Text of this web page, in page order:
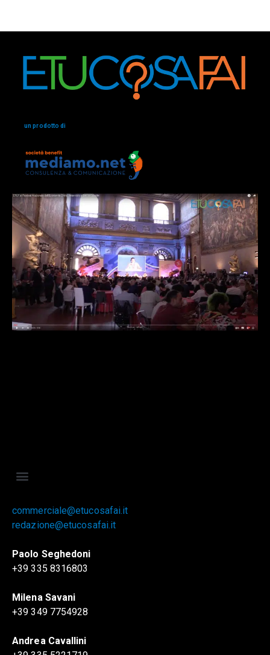
un prodotto di
commerciale@etucosafai.it
redazione@etucosafai.it
Paolo Seghedoni
+39 335 8316803
Milena Savani
+39 349 7754928
Andrea Cavallini